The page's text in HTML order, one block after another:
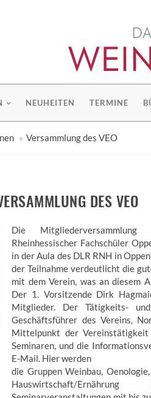
NEUHEITEN TERMINE
Versammlung des VEO
DES VEO
Die
Rheinhessischer Fachschüler
in der Aula des DLR RNH in
der Teilnahme verdeutlicht die
mit dem Verein, was an diesem
Der 1. Vorsitzende Dirk
Mitglieder. Der Tätigkeits-
Geschäftsführer des Vereins,
Mittelpunkt der
Seminaren, und die
E-Mail. Hier werden
die Gruppen Weinbau,
Hauswirtschaft/